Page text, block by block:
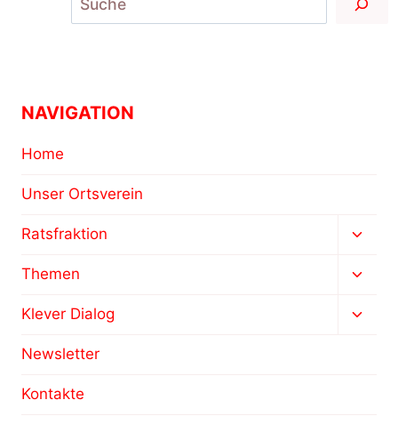
NAVIGATION
Home
Unser Ortsverein
Ratsfraktion
Themen
Klever Dialog
Newsletter
Kontakte